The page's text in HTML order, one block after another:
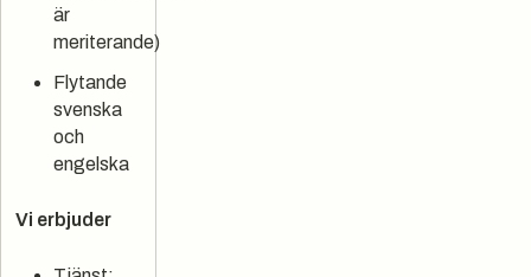
är
meriterande)
Flytande
svenska
och
engelska
Vi erbjuder